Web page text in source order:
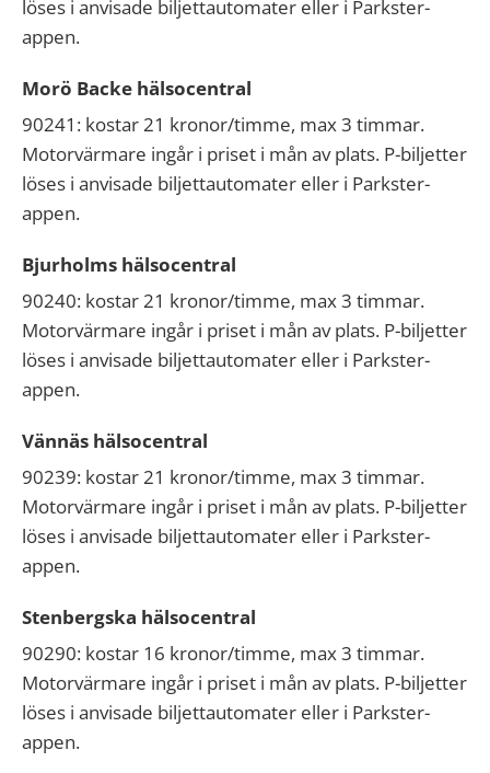
löses i anvisade biljettautomater eller i Parkster-
appen.
Morö Backe hälsocentral
90241: kostar 21 kronor/timme, max 3 timmar.
Motorvärmare ingår i priset i mån av plats. P-biljetter
löses i anvisade biljettautomater eller i Parkster-
appen.
Bjurholms hälsocentral
90240: kostar 21 kronor/timme, max 3 timmar.
Motorvärmare ingår i priset i mån av plats. P-biljetter
löses i anvisade biljettautomater eller i Parkster-
appen.
Vännäs hälsocentral
90239: kostar 21 kronor/timme, max 3 timmar.
Motorvärmare ingår i priset i mån av plats. P-biljetter
löses i anvisade biljettautomater eller i Parkster-
appen.
Stenbergska hälsocentral
90290: kostar 16 kronor/timme, max 3 timmar.
Motorvärmare ingår i priset i mån av plats. P-biljetter
löses i anvisade biljettautomater eller i Parkster-
appen.